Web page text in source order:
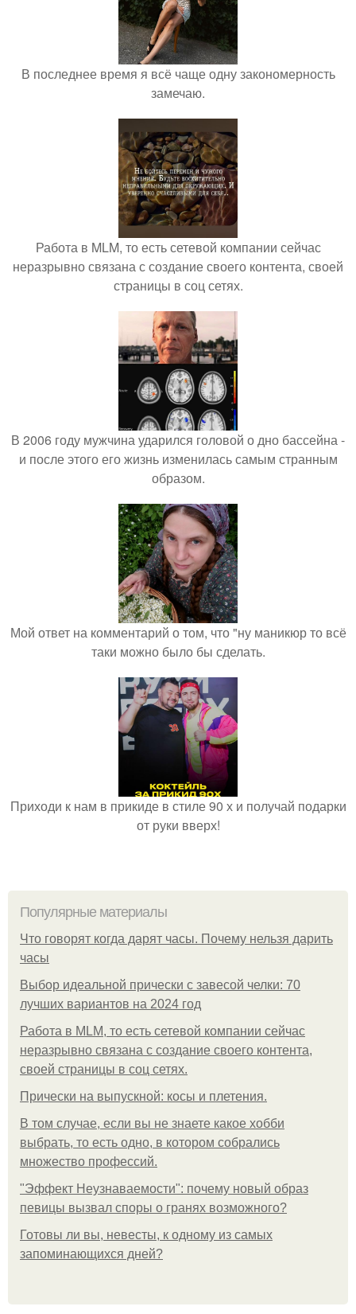
В последнее время я всё чаще одну закономерность
замечаю.
Работа в MLM, то есть сетевой компании сейчас
неразрывно связана с создание своего контента, своей
страницы в соц сетях.
В 2006 году мужчина ударился головой о дно бассейна -
и после этого его жизнь изменилась самым странным
образом.
Мой ответ на комментарий о том, что "ну маникюр то всё
таки можно было бы сделать.
Приходи к нам в прикиде в стиле 90 х и получай подарки
от руки вверх!
Популярные материалы
Что говорят когда дарят часы. Почему нельзя дарить
часы
Выбор идеальной прически с завесой челки: 70
лучших вариантов на 2024 год
Работа в MLM, то есть сетевой компании сейчас
неразрывно связана с создание своего контента,
своей страницы в соц сетях.
Прически на выпускной: косы и плетения.
В том случае, если вы не знаете какое хобби
выбрать, то есть одно, в котором собрались
множество профессий.
"Эффект Неузнаваемости": почему новый образ
певицы вызвал споры о гранях возможного?
Готовы ли вы, невесты, к одному из самых
запоминающихся дней?